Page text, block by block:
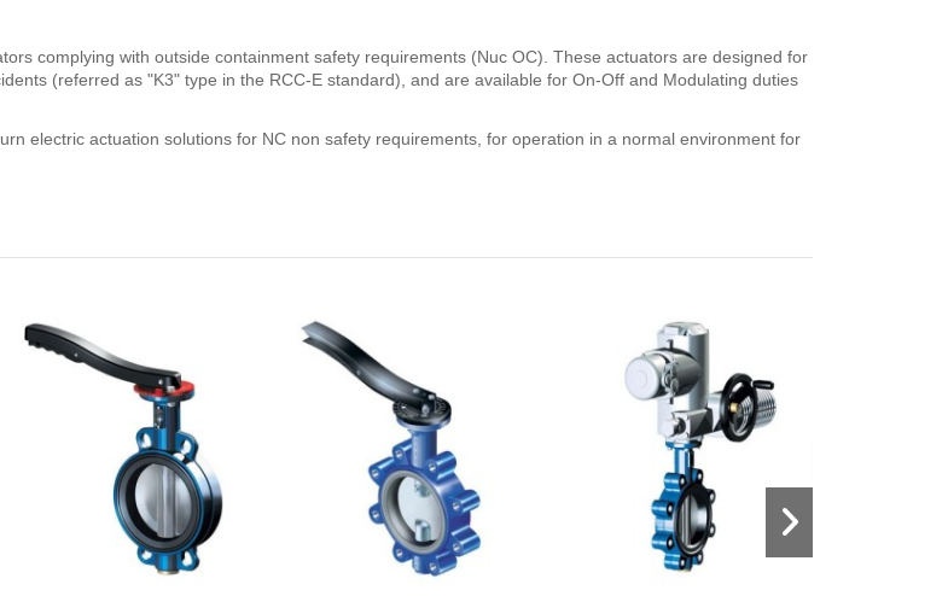
complying with outside containment safety requirements (Nuc OC). These actuators are designed for
(referred as "K3" type in the RCC-E standard), and are available for On-Off and Modulating duties
electric actuation solutions for NC non safety requirements, for operation in a normal environment for